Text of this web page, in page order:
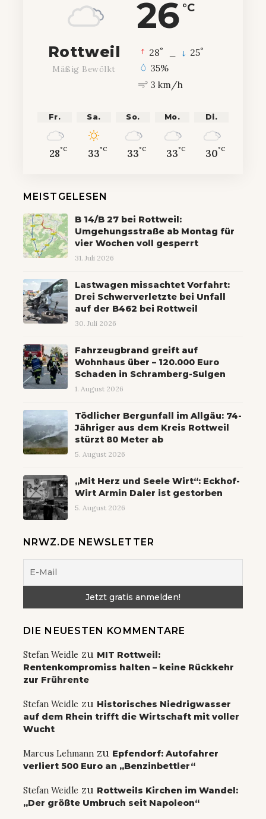
26 °C
Rottweil
Mäßig Bewölkt
28° 25°
35%
3 km/h
Fr.
28°C
Sa.
33°C
So.
33°C
Mo.
33°C
Di.
30°C
MEISTGELESEN
B 14/B 27 bei Rottweil:
Umgehungsstraße ab Montag für
vier Wochen voll gesperrt
31. Juli 2026
Lastwagen missachtet Vorfahrt:
Drei Schwerverletzte bei Unfall
auf der B462 bei Rottweil
30. Juli 2026
Fahrzeugbrand greift auf
Wohnhaus über – 120.000 Euro
Schaden in Schramberg-Sulgen
1. August 2026
Tödlicher Bergunfall im Allgäu: 74-
Jähriger aus dem Kreis Rottweil
stürzt 80 Meter ab
5. August 2026
„Mit Herz und Seele Wirt“: Eckhof-
Wirt Armin Daler ist gestorben
5. August 2026
NRWZ.DE NEWSLETTER
DIE NEUESTEN KOMMENTARE
Stefan Weidle zu MIT Rottweil:
Rentenkompromiss halten – keine Rückkehr
zur Frührente
Stefan Weidle zu Historisches Niedrigwasser
auf dem Rhein trifft die Wirtschaft mit voller
Wucht
Marcus Lehmann zu Epfendorf: Autofahrer
verliert 500 Euro an „Benzinbettler“
Stefan Weidle zu Rottweils Kirchen im Wandel:
„Der größte Umbruch seit Napoleon“